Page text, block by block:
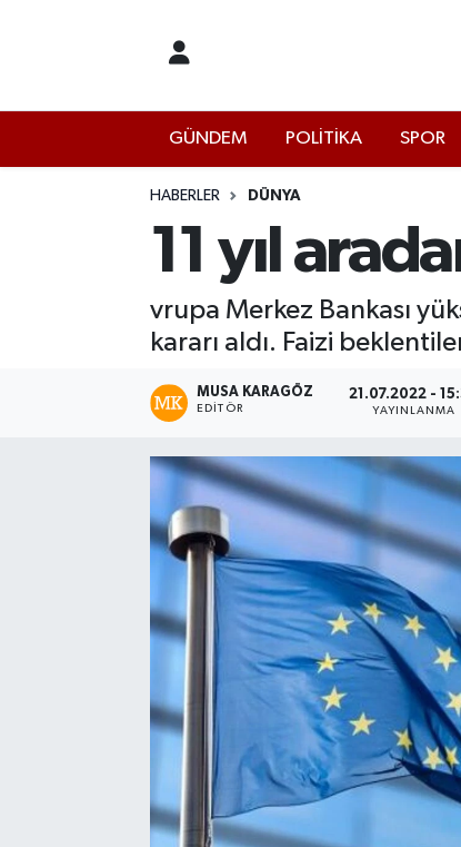
GÜNDEM POLİTİKA SPOR
HABERLER DÜNYA
11 yıl
vrupa Merkez Bankası
kararı aldı. Faizi
MUSA KARAGÖZ
EDITÖR
21.07.2022 -
YAYINLANMA
İstanbul Hava Durumu
İstanbul Namaz Vakitleri
İstanbul Trafik Yoğunluk Haritası
Süper Lig Puan Durumu ve Fikstür
Son Dakika Haberleri